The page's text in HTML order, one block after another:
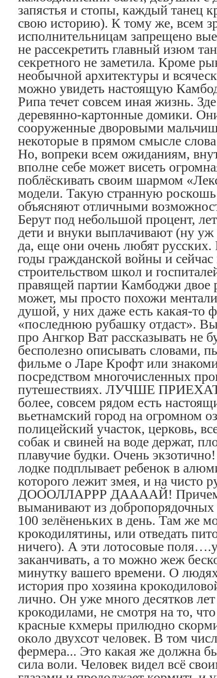
запястья и стопы, каждый танец
свою историю). К тому же, всем
исполнительницам запрещено
не рассекретить главный изюм
секретного не заметила. Кроме
необычной архитектуры и
можно увидеть настоящую
Рипа течет совсем иная жизнь.
деревянно-картонные домики.
сооруженные дворовыми
некоторые в прямом смысле
Но, вопреки всем ожиданиям,
вполне себе может висеть
поблёскивать своим шармом
модели. Такую странную
объясняют отличными
Берут под небольшой процент,
дети и внуки выплачивают (ну
да, еще они очень любят русских.
годы гражданской войны и сейчас
строительством школ и
правящей партии Камбоджи двое
может, мы просто похожи
душой, у них даже есть какая-то
«последнюю рубашку отдаст».
про Ангкор Ват рассказывать не
бесполезно описывать словами,
фильме о Ларе Крофт или
посредством многочисленных
путешествиях. ЛУЧШЕ
более, совсем рядом есть
вьетнамский город на огромном
полицейский участок, церковь,
собак и свиней на воде держат,
плавучие будки. Очень
лодке подплывает ребенок в
которого лежит змея, и на чисто
ДОООЛЛАРРР ДААААЙ! Причем
выманивают из
100 зелёненьких в день. Там же
крокодилятины, или отведать
ничего). А эти лотосовые
заканчивать, а то можно жеж
минутку вашего времени. О
история про хозяина
лично. Он уже много десятков лет
крокодилами, не смотря на то,
красные кхмеры прилюдно
около двухсот человек. В том
фермера... Это какая же
сила воли. Человек видел всё